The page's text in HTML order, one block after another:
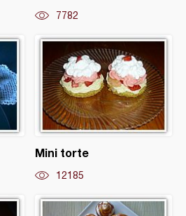
7782
Mini torte
12185